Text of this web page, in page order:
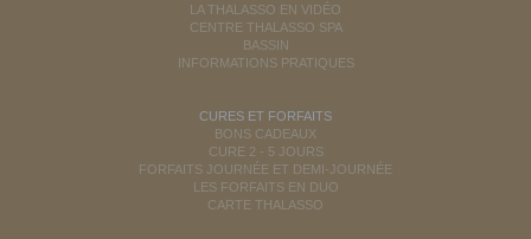
LA THALASSO EN VIDÉO
CENTRE THALASSO SPA
BASSIN
INFORMATIONS PRATIQUES
CURES ET FORFAITS
BONS CADEAUX
CURE 2 - 5 JOURS
FORFAITS JOURNÉE ET DEMI-JOURNÉE
LES FORFAITS EN DUO
CARTE THALASSO